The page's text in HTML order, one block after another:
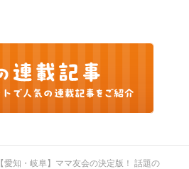
【愛知・岐阜】ママ友会の決定版！ 話題の